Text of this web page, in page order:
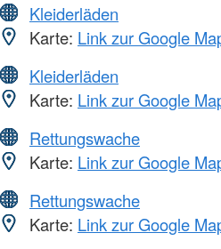
Kleiderläden
Karte: Link zur Google
Kleiderläden
Karte: Link zur Google
Rettungswache
Karte: Link zur Google
Rettungswache
Karte: Link zur Google